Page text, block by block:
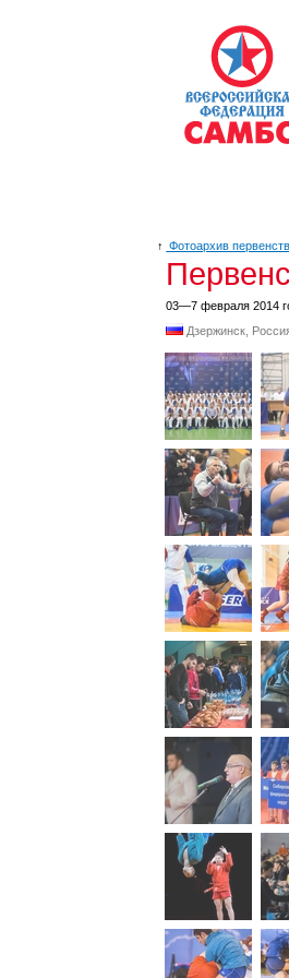
↑ Фотоархив
03—7 февраля 2014
Дзержинск,